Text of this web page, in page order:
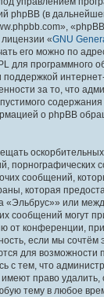
phpBB (в
«GNU
его можно по
для программного
поддержкой
за то, что
о phpBB
порнографических
сообщений,
которая
или
сообщений могут
от конференции,
если мы
для возможности
с тем, что
право удалить,
тему в любое